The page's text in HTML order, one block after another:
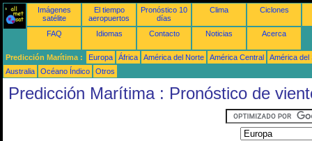
Imágenes
satélite
El tiempo
aeropuertos
Pronóstico 10
días
Clima Ciclones
FAQ Idiomas Contacto Noticias Acerca
Predicción Marítima : Europa África América del Norte América Central
América del
Australia
Océano Índico Otros
Predicción Marítima : Pronóstico de